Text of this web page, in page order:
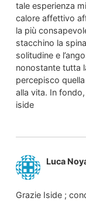
tale esperienza
calore affettivo
la più
stacchino la
solitudine e
nonostante tutta
percepisco
alla vita. In
iside
Luca
Grazie Iside ;